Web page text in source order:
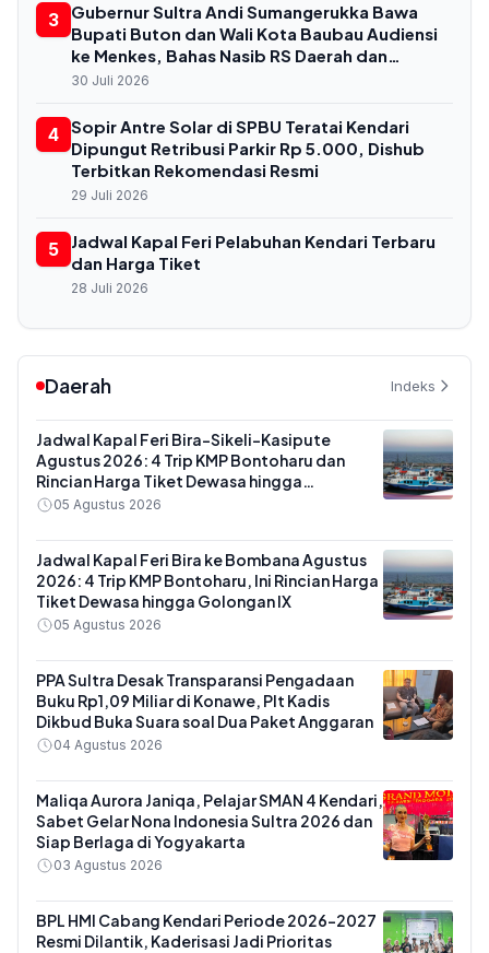
3
Gubernur Sultra Andi Sumangerukka Bawa
Bupati Buton dan Wali Kota Baubau Audiensi
ke Menkes, Bahas Nasib RS Daerah dan
Kekurangan Dokter
30 Juli 2026
4 Sopir Antre Solar di SPBU Teratai Kendari
Dipungut Retribusi Parkir Rp 5.000, Dishub
Terbitkan Rekomendasi Resmi
29 Juli 2026
5
Jadwal Kapal Feri Pelabuhan Kendari Terbaru
dan Harga Tiket
28 Juli 2026
Daerah Indeks
Jadwal Kapal Feri Bira-Sikeli-Kasipute
Agustus 2026: 4 Trip KMP Bontoharu dan
Rincian Harga Tiket Dewasa hingga
Kendaraan Golongan IX
05 Agustus 2026
Jadwal Kapal Feri Bira ke Bombana Agustus
2026: 4 Trip KMP Bontoharu, Ini Rincian Harga
Tiket Dewasa hingga Golongan IX
05 Agustus 2026
PPA Sultra Desak Transparansi Pengadaan
Buku Rp1,09 Miliar di Konawe, Plt Kadis
Dikbud Buka Suara soal Dua Paket Anggaran
04 Agustus 2026
Maliqa Aurora Janiqa, Pelajar SMAN 4 Kendari,
Sabet Gelar Nona Indonesia Sultra 2026 dan
Siap Berlaga di Yogyakarta
03 Agustus 2026
BPL HMI Cabang Kendari Periode 2026-2027
Resmi Dilantik, Kaderisasi Jadi Prioritas